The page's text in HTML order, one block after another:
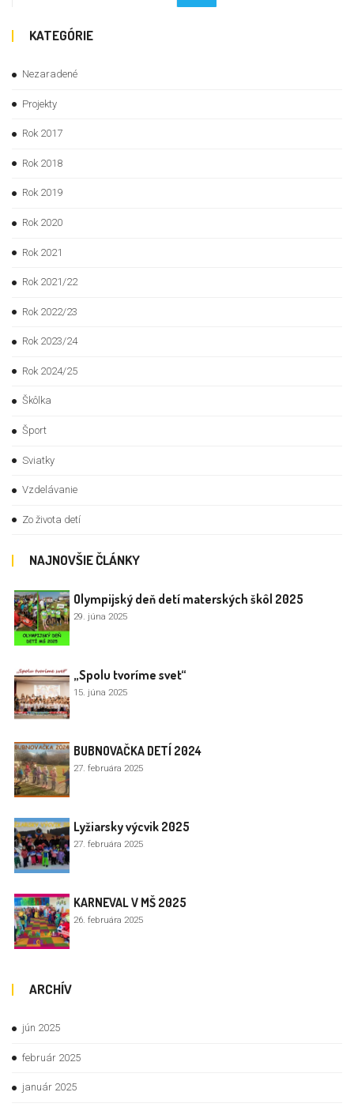
KATEGÓRIE
Nezaradené
Projekty
Rok 2017
Rok 2018
Rok 2019
Rok 2020
Rok 2021
Rok 2021/22
Rok 2022/23
Rok 2023/24
Rok 2024/25
Škôlka
Šport
Sviatky
Vzdelávanie
Zo života detí
NAJNOVŠIE ČLÁNKY
Olympijský deň detí materských škôl 2025
29. júna 2025
„Spolu tvoríme svet“
15. júna 2025
BUBNOVAČKA DETÍ 2024
27. februára 2025
Lyžiarsky výcvik 2025
27. februára 2025
KARNEVAL V MŠ 2025
26. februára 2025
ARCHÍV
jún 2025
február 2025
január 2025